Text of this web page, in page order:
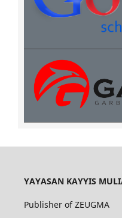
YAYASAN KAYYIS
Publisher of ZEUGMA